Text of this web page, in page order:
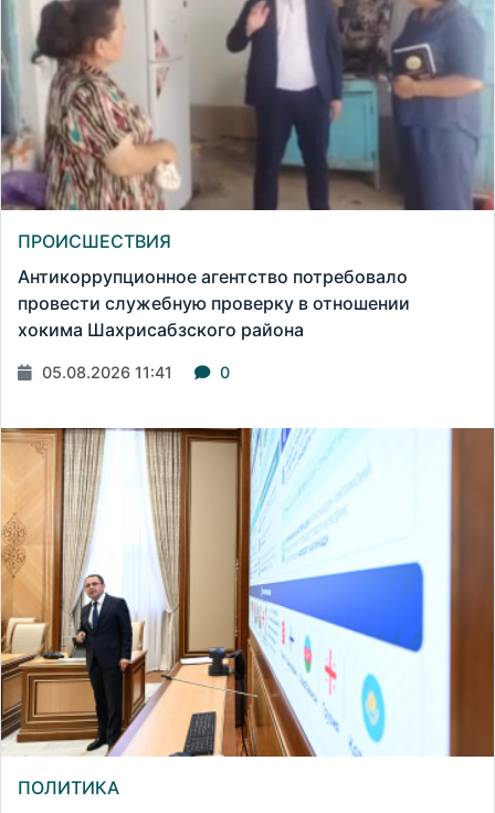
ПРОИСШЕСТВИЯ
Антикоррупционное агентство потребовало
провести служебную проверку в отношении
хокима Шахрисабзского района
05.08.2026 11:41 0
ПОЛИТИКА